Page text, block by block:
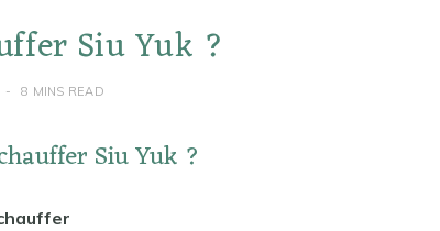
Siu Yuk ?
8 MINS READ
Siu Yuk ?